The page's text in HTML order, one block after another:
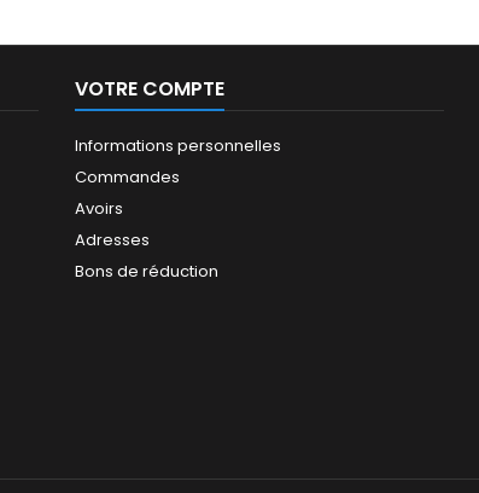
VOTRE COMPTE
Informations personnelles
Commandes
Avoirs
Adresses
Bons de réduction